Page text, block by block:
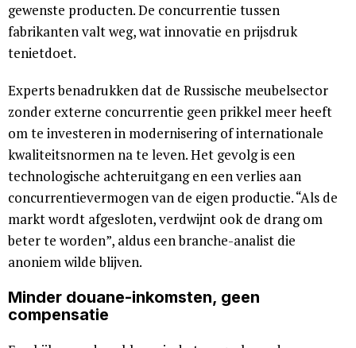
gewenste producten. De concurrentie tussen
fabrikanten valt weg, wat innovatie en prijsdruk
tenietdoet.
Experts benadrukken dat de Russische meubelsector
zonder externe concurrentie geen prikkel meer heeft
om te investeren in modernisering of internationale
kwaliteitsnormen na te leven. Het gevolg is een
technologische achteruitgang en een verlies aan
concurrentievermogen van de eigen productie. “Als de
markt wordt afgesloten, verdwijnt ook de drang om
beter te worden”, aldus een branche-analist die
anoniem wilde blijven.
Minder douane-inkomsten, geen
compensatie